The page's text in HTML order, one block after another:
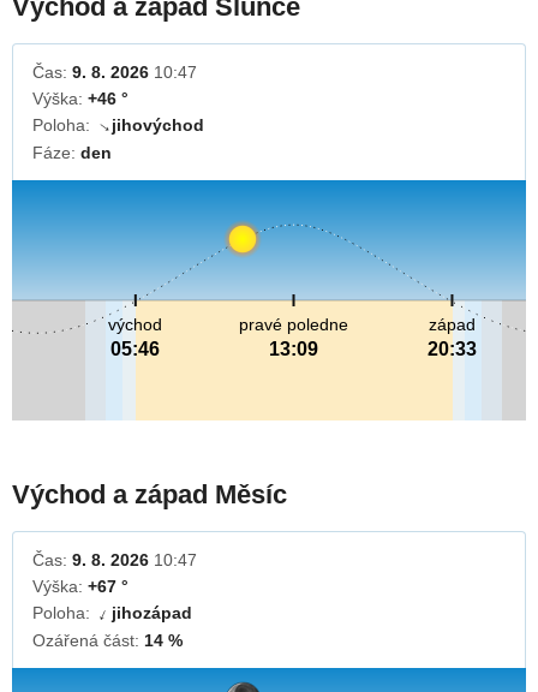
Východ a západ Slunce
Čas: 9. 8. 2026 10:47
Výška: +46 °
Poloha: ↓jihovýchod
Fáze: den
pravé poledne
13:09
východ
05:46
západ
20:33
Východ a západ Měsíc
Čas: 9. 8. 2026 10:47
Výška: +67 °
Poloha: ↓ jihozápad
Ozářená část: 14 %